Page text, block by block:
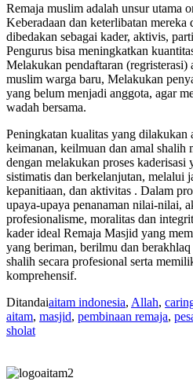
Remaja muslim adalah unsur utama
Keberadaan dan keterlibatan mereka
dibedakan sebagai kader, aktivis,
Pengurus bisa meningkatkan
Melakukan pendaftaran (regristerasi)
muslim warga baru, Melakukan
yang belum menjadi anggota, agar
wadah bersama.
Peningkatan kualitas yang dilakukan
keimanan, keilmuan dan amal shalih
dengan melakukan proses kaderisasi
sistimatis dan berkelanjutan, melalui
kepanitiaan, dan aktivitas . Dalam
upaya-upaya penanaman nilai-nilai,
profesionalisme, moralitas dan
kader ideal Remaja Masjid yang
yang beriman, berilmu dan
shalih secara profesional serta
komprehensif.
Ditandaiaitam indonesia, Allah,
aitam, masjid, pembinaan remaja,
sholat